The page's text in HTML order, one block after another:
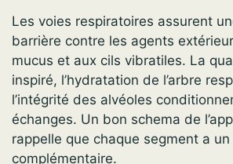
Les voies respiratoires assurent
barrière contre les agents
mucus et aux cils vibratiles. La
inspiré, l’hydratation de l’arbre
l’intégrité des alvéoles
échanges. Un bon schema de
rappelle que chaque segment a
complémentaire.